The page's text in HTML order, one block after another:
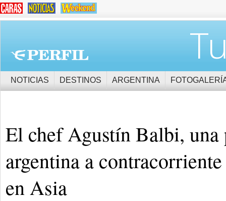
NOTICIAS DESTINOS ARGENTINA
El chef Agustín Balbi, una
argentina a
en Asia